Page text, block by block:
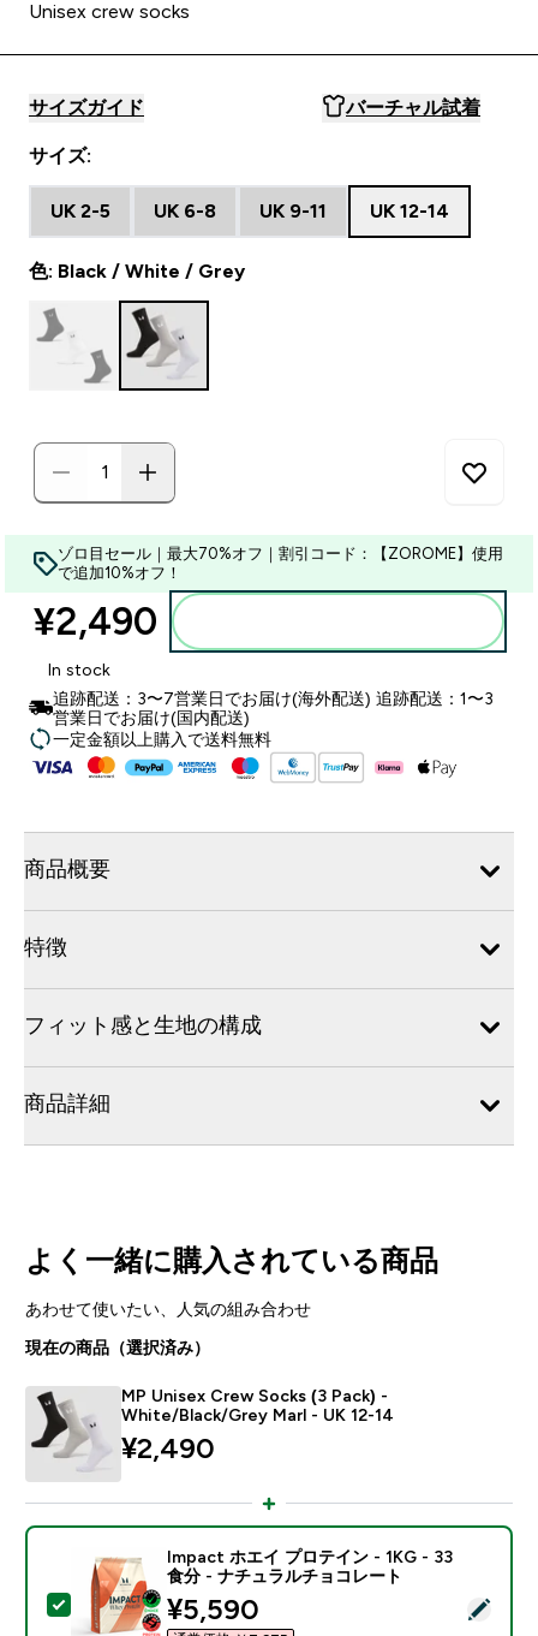
Unisex crew socks
サイズガイド バーチャル試着
サイズ:
UK 2-5 UK 6-8 UK 9-11 UK 12-14
色: Black / White / Grey
ゾロ目セール｜最大70%オフ｜割引コード：【ZOROME】使用
で追加10%オフ！
¥2,490‎
In stock
追跡配送：3〜7営業日でお届け(海外配送) 追跡配送：1〜3
営業日でお届け(国内配送)
一定金額以上購入で送料無料
商品概要
特徴
フィット感と生地の構成
商品詳細
よく一緒に購入されている商品
あわせて使いたい、人気の組み合わせ
現在の商品（選択済み）
MP Unisex Crew Socks (3 Pack) -
White/Black/Grey Marl - UK 12-14
¥2,490‎
この商品を選択 - Impact ホエイ プロテイン - 1KG -
Impact ホエイ プロテイン - 1KG - 33
食分 - ナチュラルチョコレート
discounted price
¥5,590‎